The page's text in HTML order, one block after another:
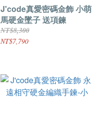
J'code真愛密碼金飾 小萌
馬硬金墜子 送項鍊
NT$8,300
NT$7,790